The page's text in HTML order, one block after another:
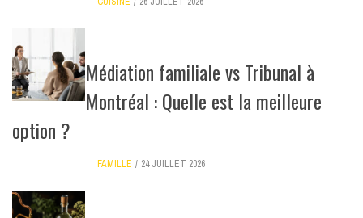
Médiation familiale vs Tribunal à
Montréal : Quelle est la meilleure
option ?
FAMILLE 24 JUILLET 2026